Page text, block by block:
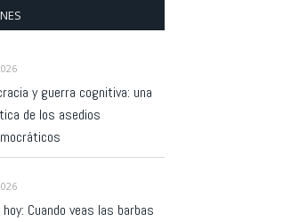
y guerra cognitiva: una
de los asedios
hoy: Cuando veas las barbas